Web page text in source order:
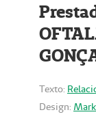
Texto:
Design: